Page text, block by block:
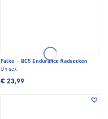
Falke · BC5 Endurance Radsocken
Unisex
€ 23,99